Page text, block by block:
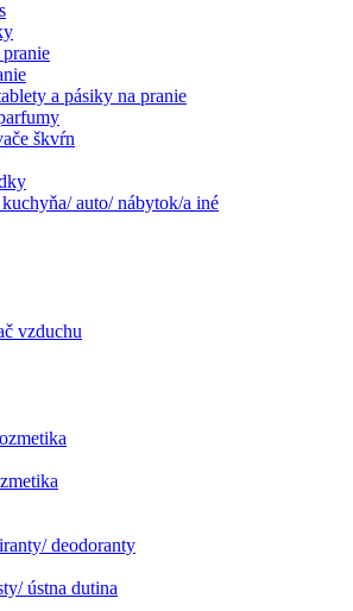
pranie
a pásiky na pranie
škvŕn
auto/ nábytok/a iné
vzduchu
deodoranty
ústna dutina